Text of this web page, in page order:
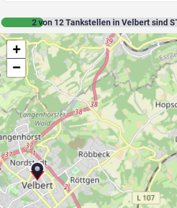
2von 12Tankstellen in Velbert sind
+
−